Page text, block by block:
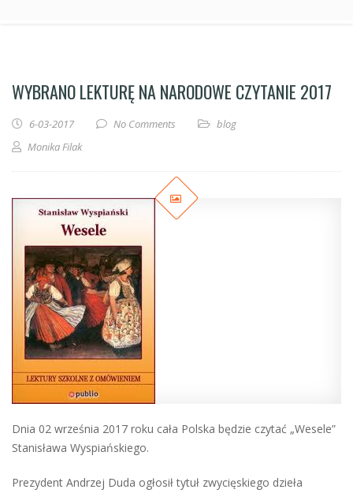
WYBRANO LEKTURĘ NA NARODOWE CZYTANIE 2017
6-03-2017 No Comments
blog
Monika Filak
Dnia 02 września 2017 roku cała Polska będzie czytać „Wesele”
Stanisława Wyspiańskiego.
Prezydent Andrzej Duda ogłosił tytuł zwycięskiego dzieła